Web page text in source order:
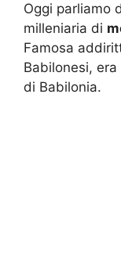
Oggi parliamo
milleniaria di
Famosa
Babilonesi,
di Babilonia.